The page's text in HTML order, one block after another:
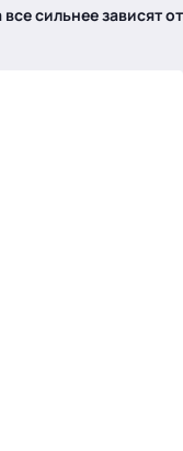
сильнее зависят от